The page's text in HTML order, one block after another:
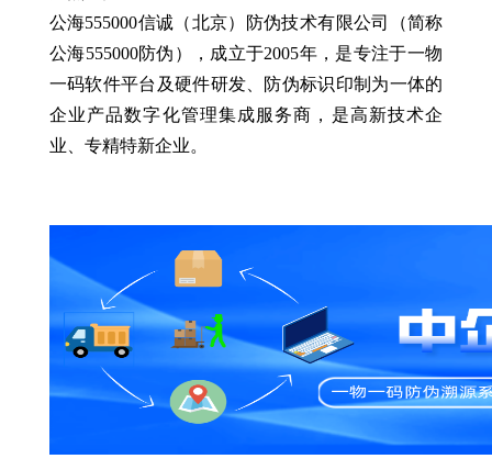
公海555000信诚（北京）防伪技术有限公司（简称
公海555000防伪），成立于2005年，是专注于一物
一码软件平台及硬件研发、防伪标识印制为一体的
企业产品数字化管理集成服务商，是高新技术企
业、专精特新企业。